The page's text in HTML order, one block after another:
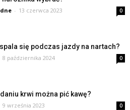
- 13 czerwca 2023 0
spala się podczas jazdy na nartach?
8 października 2024 0
krwi można pić kawę?
9 września 2023 0